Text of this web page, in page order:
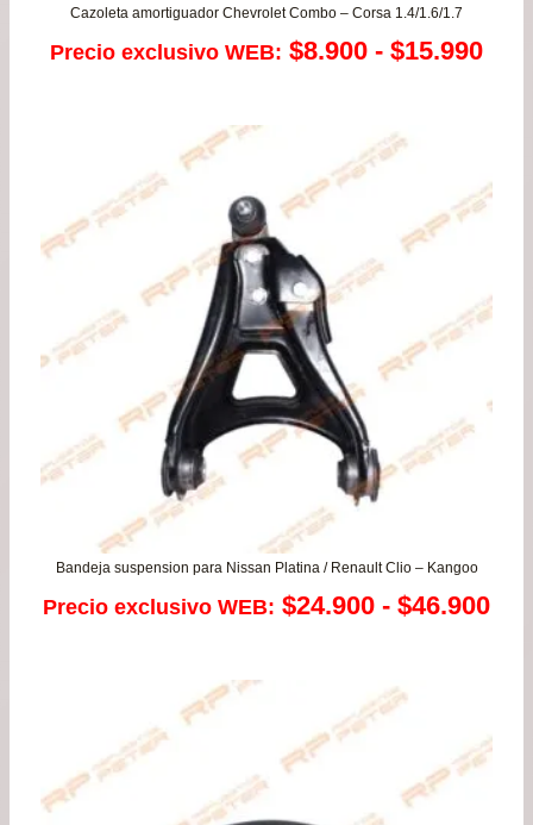
Cazoleta amortiguador Chevrolet Combo – Corsa 1.4/1.6/1.7
Precio exclusivo WEB: $8.900 - $15.990
Bandeja suspension para Nissan Platina / Renault Clio – Kangoo
Precio exclusivo WEB: $24.900 - $46.900